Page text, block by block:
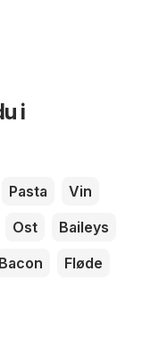
i
Pasta
Vin
Ost
Baileys
Bacon
Fløde